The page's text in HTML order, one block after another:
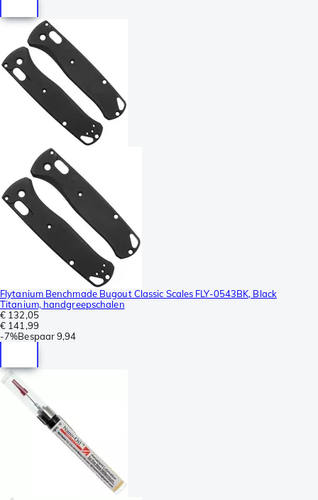
Flytanium Benchmade Bugout Classic Scales FLY-0543BK, Black
Titanium, handgreepschalen
€ 132,05
€ 141,99
-7%Bespaar9,94